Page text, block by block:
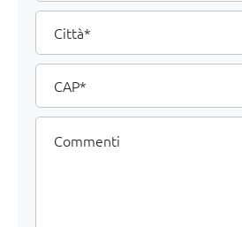
Città
CAP
Commenti